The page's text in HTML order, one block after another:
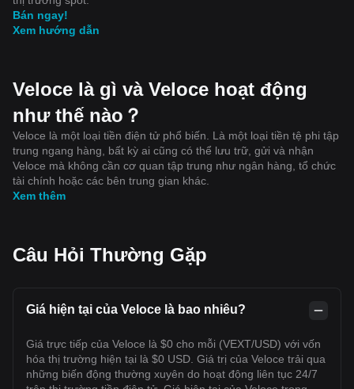
Bán ngay!
Xem hướng dẫn
Veloce là gì và Veloce hoạt động
như thế nào？
Veloce là một loại tiền điện tử phổ biến. Là một loại tiền tệ phi tập
trung ngang hàng, bất kỳ ai cũng có thể lưu trữ, gửi và nhận
Veloce mà không cần cơ quan tập trung như ngân hàng, tổ chức
tài chính hoặc các bên trung gian khác.
Xem thêm
Câu Hỏi Thường Gặp
Giá hiện tại của Veloce là bao nhiêu?
Giá trực tiếp của Veloce là $0 cho mỗi (VEXT/USD) với vốn
hóa thị trường hiện tại là $0 USD. Giá trị của Veloce trải qua
những biến động thường xuyên do hoạt động liên tục 24/7